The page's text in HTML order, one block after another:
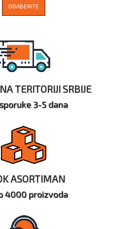
ODABERITE
TERITORIJI SRBIJE
3-5 dana
ASORTIMAN
4000 proizvoda